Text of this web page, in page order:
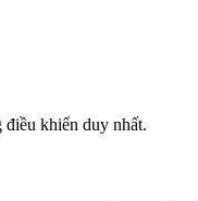
khiển duy nhất.